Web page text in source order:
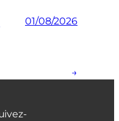
01/08/2026
→